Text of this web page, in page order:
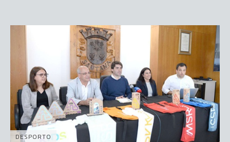
DESPORTO